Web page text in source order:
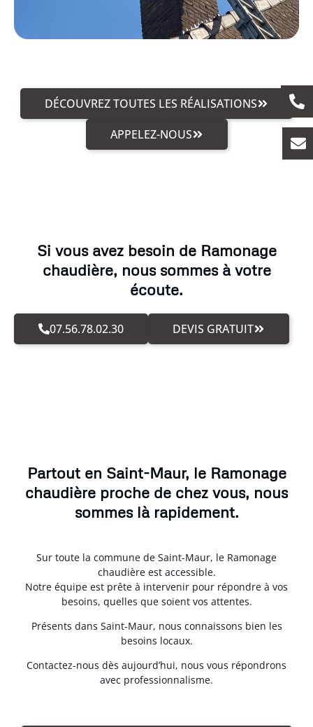
DÉCOUVREZ TOUTES LES RÉALISATIONS
APPELEZ-NOUS
Si vous avez besoin de Ramonage
chaudière, nous sommes à votre
écoute.
07.56.78.02.30 DEVIS GRATUIT
Partout en Saint-Maur, le Ramonage
chaudière proche de chez vous, nous
sommes là rapidement.
Sur toute la commune de Saint-Maur, le Ramonage
chaudière est accessible.
Notre équipe est prête à intervenir pour répondre à vos
besoins, quelles que soient vos attentes.
Présents dans Saint-Maur, nous connaissons bien les
besoins locaux.
Contactez-nous dès aujourd’hui, nous vous répondrons
avec professionnalisme.